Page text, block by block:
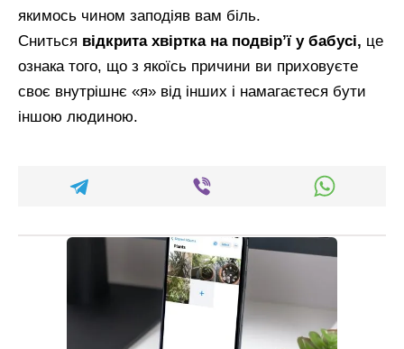
якимось чином заподіяв вам біль.
Сниться відкрита хвіртка на подвір’ї у бабусі, це
ознака того, що з якоїсь причини ви приховуєте
своє внутрішнє «я» від інших і намагаєтеся бути
іншою людиною.